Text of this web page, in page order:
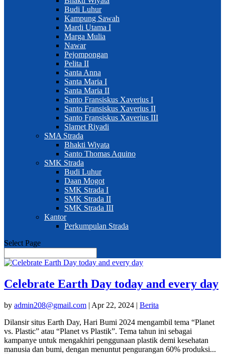
Budi Luhur
Kampung Sawah
Mardi Utama I
Marga Mulia
Nawar
Pejompongan
Pelita II
Santa Anna
Santa Maria I
Santa Maria II
Santo Fransiskus Xaverius I
Santo Fransiskus Xaverius II
Santo Fransiskus Xaverius III
Slamet Riyadi
SMA Strada
Bhakti Wiyata
Santo Thomas Aquino
SMK Strada
Budi Luhur
Daan Mogot
SMK Strada I
SMK Strada II
SMK Strada III
Kantor
Perkumpulan Strada
Select Page
Celebrate Earth Day today and every day
by admin208@gmail.com | Apr 22, 2024 | Berita
Dilansir situs Earth Day, Hari Bumi 2024 mengambil tema “Planet
vs. Plastic” atau “Planet vs Plastik”. Tema tahun ini sebagai
kampanye untuk mengakhiri penggunaan plastik demi kesehatan
manusia dan bumi, dengan menuntut pengurangan 60% produksi...